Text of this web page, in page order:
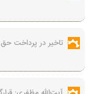
تاخیر در پرداخت